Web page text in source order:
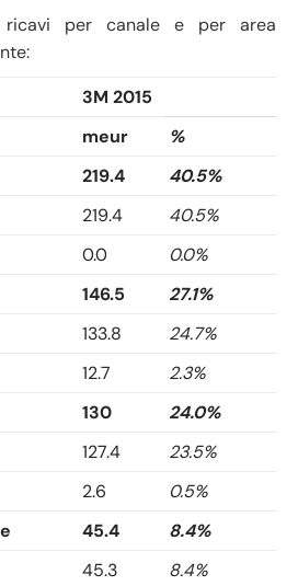
ricavi per canale e per area
3M 2015
meur
%
219.4
40.5%
219.4
40.5%
0.0
0.0%
146.5
27.1%
133.8
24.7%
12.7
2.3%
130
24.0%
127.4
23.5%
2.6
0.5%
45.4
8.4%
45.3 8.4%